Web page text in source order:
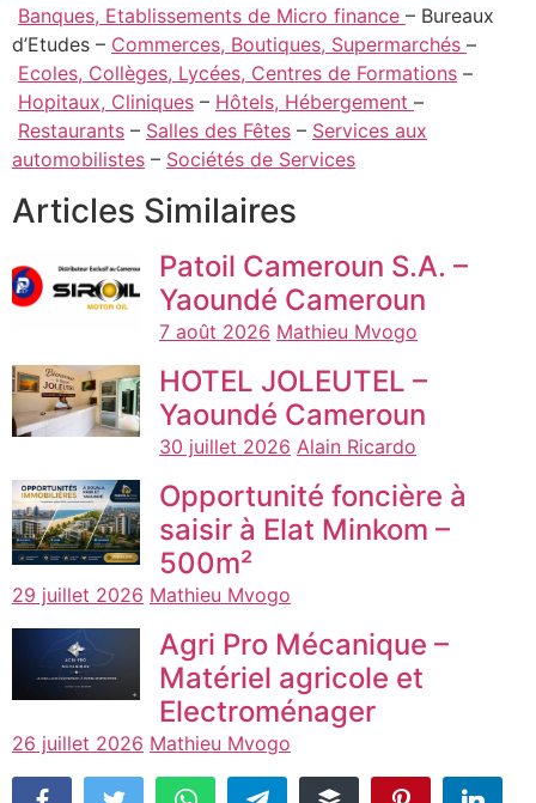
Banques, Etablissements de Micro finance – Bureaux
d’Etudes – Commerces, Boutiques, Supermarchés –
Ecoles, Collèges, Lycées, Centres de Formations –
Hopitaux, Cliniques – Hôtels, Hébergement –
Restaurants – Salles des Fêtes – Services aux
automobilistes – Sociétés de Services
Articles Similaires
Patoil Cameroun S.A. –
Yaoundé Cameroun
7 août 2026 Mathieu Mvogo
HOTEL JOLEUTEL –
Yaoundé Cameroun
30 juillet 2026 Alain Ricardo
Opportunité foncière à
saisir à Elat Minkom –
500m²
29 juillet 2026 Mathieu Mvogo
Agri Pro Mécanique –
Matériel agricole et
Electroménager
26 juillet 2026 Mathieu Mvogo